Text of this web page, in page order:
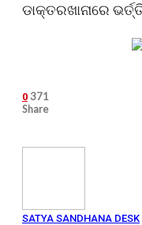
ଡାକ୍ତରଖାନାରେ
0 371
Share
SATYA SANDHANA DESK